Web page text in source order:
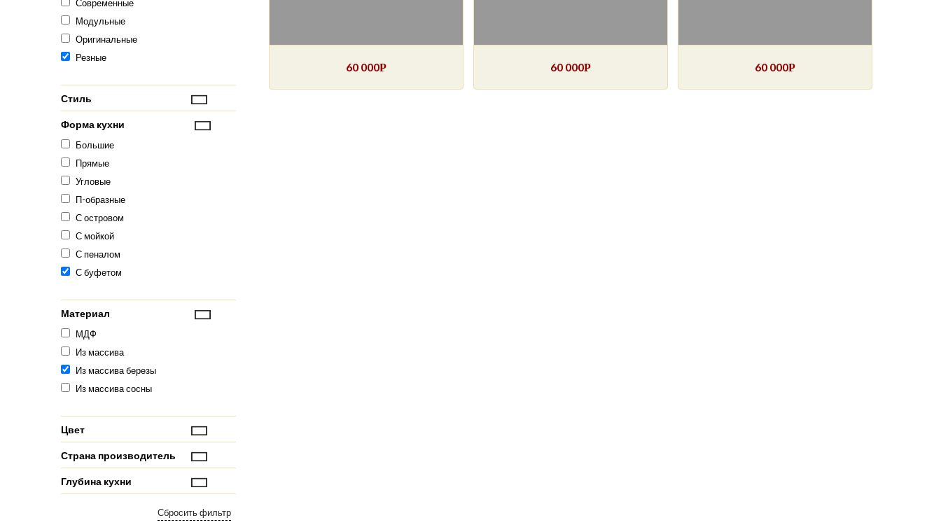
60 000Р 60 000Р 60 000Р
Современные
Модульные
Оригинальные
Резные
Стиль
Форма кухни
Большие
Прямые
Угловые
П-образные
С островом
С мойкой
С пеналом
С буфетом
Материал
МДФ
Из массива
Из массива березы
Из массива сосны
Цвет
Страна производитель
Глубина кухни